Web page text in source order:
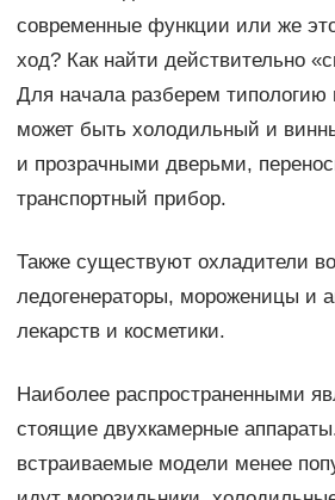
современные функции или же
ход? Как найти действительно
Для начала разберем типологию
может быть холодильный и
и прозрачными дверьми,
транспортный прибор.
Также существуют охладители
ледогенераторы, мороженицы и
лекарств и косметики.
Наиболее распространенными
стоящие двухкамерные
встраиваемые модели менее